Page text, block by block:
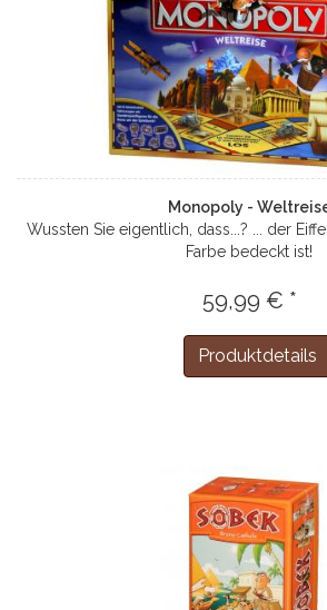
Monopoly -
Wussten Sie eigentlich, dass...? ... der
Farbe bedeckt ist!
59,99 € *
Produktdetails